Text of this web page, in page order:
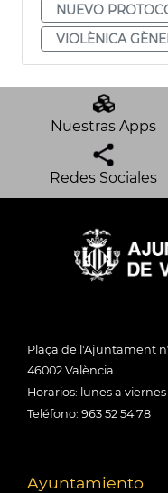
NUEVO
VIOLÈNICA
Nuestras Apps
Redes Sociales
Plaça de l'Ajuntament
46002 València
Horarios: lunes a
Teléfono: 963 52 54 78
Ayuntamiento